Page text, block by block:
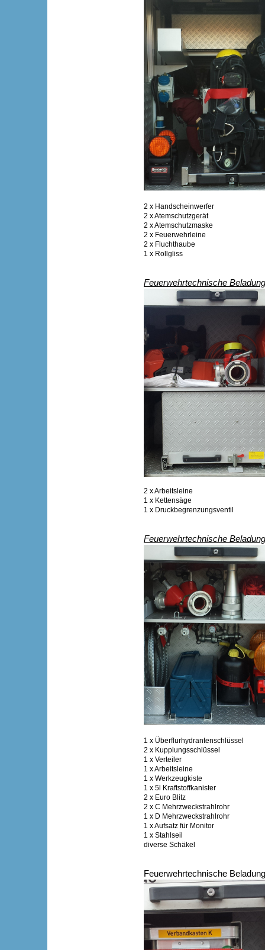
2 x Handscheinwerfer
2 x Atemschutzgerät
2 x Atemschutzmaske
2 x Feuerwehrleine
2 x Fluchthaube
1 x Rollgliss
Feuerwehrtechnische
2 x Arbeitsleine
1 x Kettensäge
1 x Druckbegrenzungsventil
Feuerwehrtechnische
1 x Überflurhydrantenschlüssel
2 x Kupplungsschlüssel
1 x Verteiler
1 x Arbeitsleine
1 x Werkzeugkiste
1 x 5l Kraftstoffkanister
2 x Euro Blitz
2 x C Mehrzweckstrahlrohr
1 x D Mehrzweckstrahlrohr
1 x Aufsatz für Monitor
1 x Stahlseil
diverse Schäkel
Feuerwehrtechnische